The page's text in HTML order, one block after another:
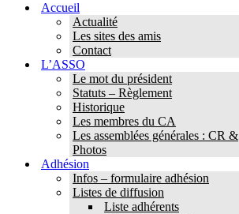
navigationAccueil
Actualité
Les sites des amis
Contact
L’ASSO
Le mot du président
Statuts – Règlement
Historique
Les membres du CA
Les assemblées générales : CR &
Photos
Adhésion
Infos – formulaire adhésion
Listes de diffusion
Liste adhérents